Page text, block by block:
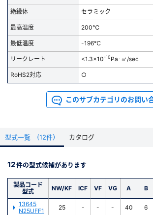
絶縁体 セラミック
最高温度 200℃
最低温度 -196℃
リークレート <1.3x10-10Pa･㎥/sec
RoHS2対応 ○
このサブカテゴリのお問い
型式一覧 (12件） カタログ
12件の型式候補があります
製品コード
型式
NW/KF ICF VF VG A B
13645
N25UFF1
25 - - - 40 6
があります。また当社の判断によりお断りする場合があり
会員の方はこちら
ログイン
※パスワードをお忘れの方は、パスワード再発行ページへ
※メールアドレスを忘れた方は、
より